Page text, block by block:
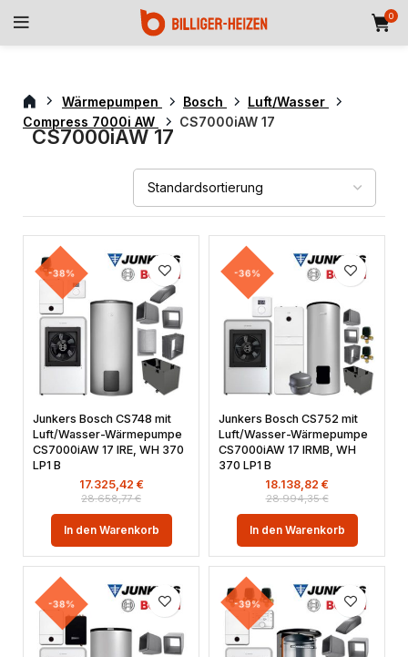
0
Wärmepumpen Bosch
Luft/Wasser
Compress 7000i AW
CS7000iAW 17
CS7000iAW 17
-38%
Junkers Bosch CS748 mit
Luft/Wasser-Wärmepumpe
CS7000iAW 17 IRE, WH 370
LP1 B
28.658,77€
17.325,42 €
In den Warenkorb
-36%
Junkers Bosch CS752 mit
Luft/Wasser-Wärmepumpe
CS7000iAW 17 IRMB, WH
370 LP1 B
28.994,35€
18.138,82 €
In den Warenkorb
-38% -39%